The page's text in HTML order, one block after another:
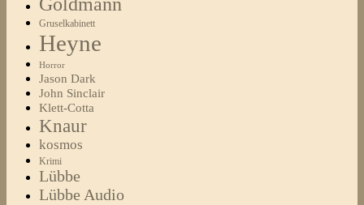
Gruselkabinett
Heyne
Horror
Jason Dark
John Sinclair
Klett-Cotta
Knaur
kosmos
Krimi
Lübbe
Lübbe Audio